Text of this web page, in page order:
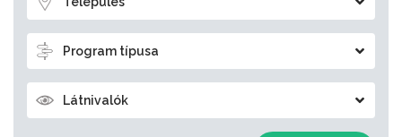
Program típusa
Látnivalók